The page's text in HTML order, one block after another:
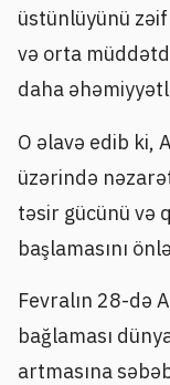
üstünlüyünü
və orta
daha
O əlavə edib ki,
üzərində
təsir gücünü və
başlamasını
Fevralın 28-də
bağlaması
artmasına